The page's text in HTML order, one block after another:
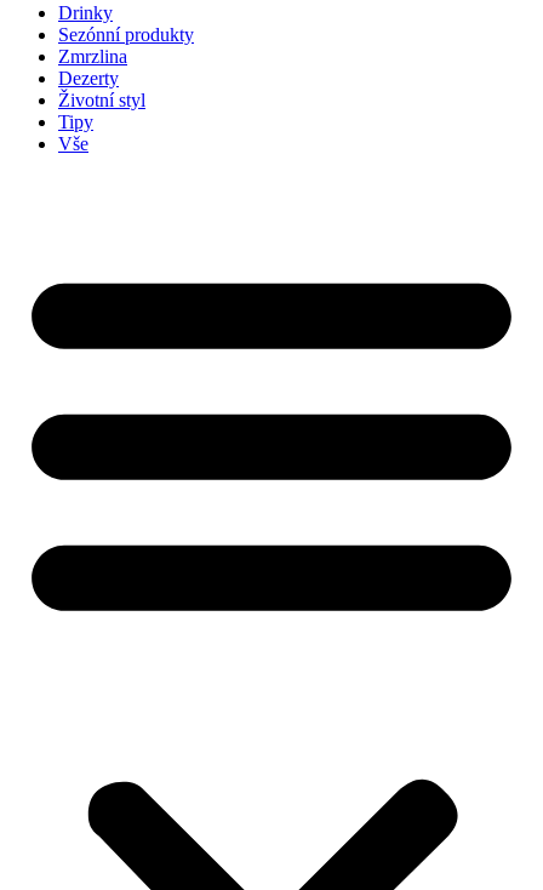
Drinky
Sezónní produkty
Zmrzlina
Dezerty
Životní styl
Tipy
Vše